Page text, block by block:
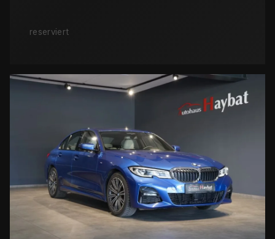
reserviert